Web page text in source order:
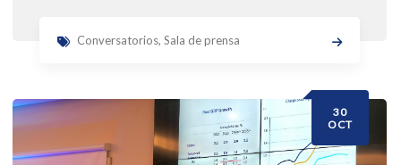
Conversatorios, Sala de prensa
30
OCT